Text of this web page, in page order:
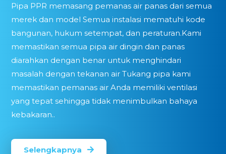
Pipa PPR memasang pemanas air panas dari semua
merek dan model Semua instalasi mematuhi kode
bangunan, hukum setempat, dan peraturan.Kami
memastikan semua pipa air dingin dan panas
diarahkan dengan benar untuk menghindari
masalah dengan tekanan air Tukang pipa kami
memastikan pemanas air Anda memiliki ventilasi
yang tepat sehingga tidak menimbulkan bahaya
kebakaran..
Selengkapnya